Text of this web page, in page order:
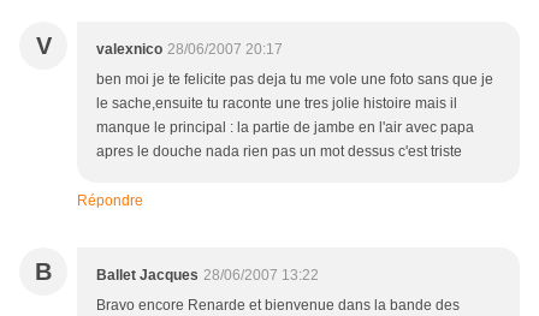
V valexnico 28/06/2007 20:17
ben moi je te felicite pas deja tu me vole une foto sans que je
le sache,ensuite tu raconte une tres jolie histoire mais il
manque le principal : la partie de jambe en l'air avec papa
apres le douche nada rien pas un mot dessus c'est triste
Répondre
B Ballet Jacques 28/06/2007 13:22
Bravo encore Renarde et bienvenue dans la bande des